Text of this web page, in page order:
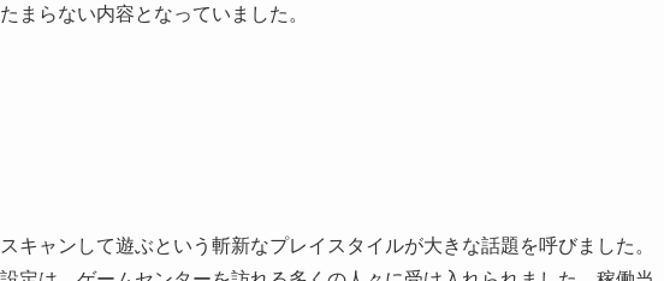
まらない内容となっていました。
キャンして遊ぶという斬新なプレイスタイルが大きな話題を呼びました。